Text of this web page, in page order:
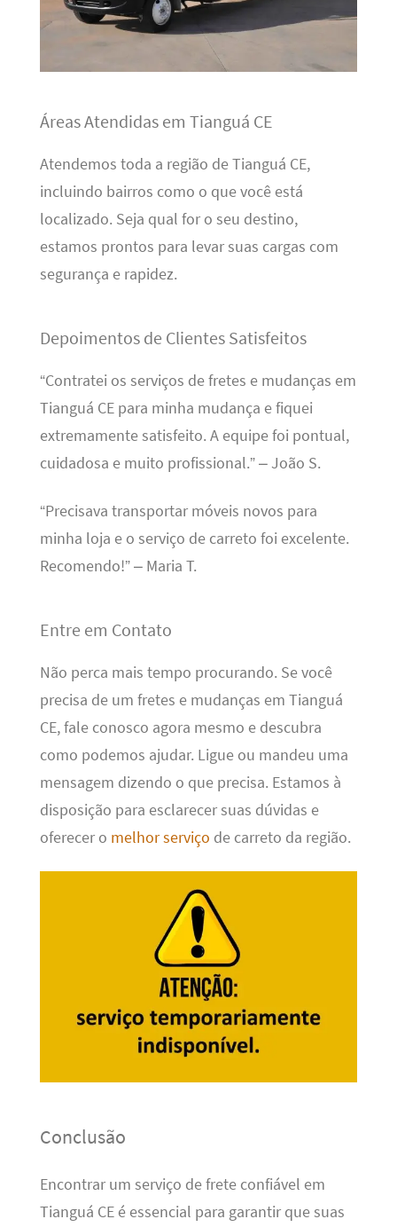
Áreas Atendidas em Tianguá CE
Atendemos toda a região de Tianguá CE,
incluindo bairros como o que você está
localizado. Seja qual for o seu destino,
estamos prontos para levar suas cargas com
segurança e rapidez.
Depoimentos de Clientes Satisfeitos
“Contratei os serviços de fretes e mudanças em
Tianguá CE para minha mudança e fiquei
extremamente satisfeito. A equipe foi pontual,
cuidadosa e muito profissional.” – João S.
“Precisava transportar móveis novos para
minha loja e o serviço de carreto foi excelente.
Recomendo!” – Maria T.
Entre em Contato
Não perca mais tempo procurando. Se você
precisa de um fretes e mudanças em Tianguá
CE, fale conosco agora mesmo e descubra
como podemos ajudar. Ligue ou mandeu uma
mensagem dizendo o que precisa. Estamos à
disposição para esclarecer suas dúvidas e
oferecer o melhor serviço de carreto da região.
Conclusão
Encontrar um serviço de frete confiável em
Tianguá CE é essencial para garantir que suas